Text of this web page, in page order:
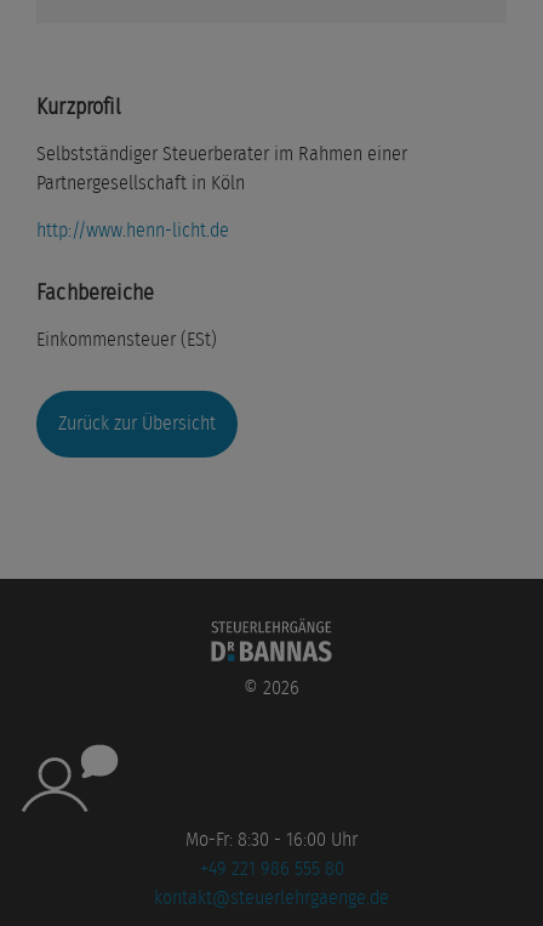
Kurzprofil
Selbstständiger Steuerberater im Rahmen einer
Partnergesellschaft in Köln
http://www.henn-licht.de
Fachbereiche
Einkommensteuer (ESt)
Zurück zur Übersicht
© 2026
Mo-Fr: 8:30 - 16:00 Uhr
+49 221 986 555 80
kontakt@steuerlehrgaenge.de